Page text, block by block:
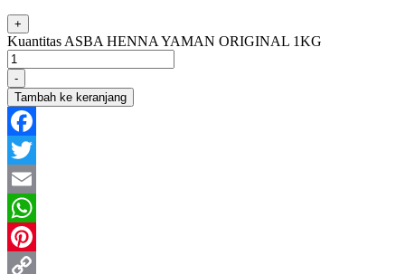
+
Kuantitas ASBA HENNA YAMAN ORIGINAL 1KG
-
Tambah ke keranjang
Facebook
Twitter
Email
WhatsApp
Pinterest